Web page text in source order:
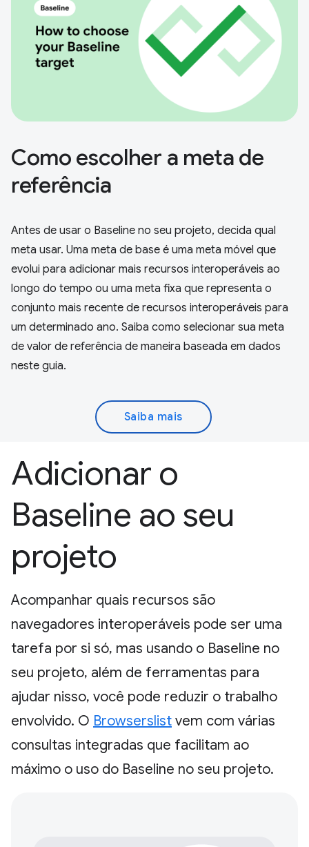
Como escolher a meta de
referência
Antes de usar o Baseline no seu projeto, decida qual
meta usar. Uma meta de base é uma meta móvel que
evolui para adicionar mais recursos interoperáveis ao
longo do tempo ou uma meta fixa que representa o
conjunto mais recente de recursos interoperáveis para
um determinado ano. Saiba como selecionar sua meta
de valor de referência de maneira baseada em dados
neste guia.
Saiba mais
Adicionar o
Baseline ao seu
projeto
Acompanhar quais recursos são
navegadores interoperáveis pode ser uma
tarefa por si só, mas usando o Baseline no
seu projeto, além de ferramentas para
ajudar nisso, você pode reduzir o trabalho
envolvido. O Browserslist vem com várias
consultas integradas que facilitam ao
máximo o uso do Baseline no seu projeto.